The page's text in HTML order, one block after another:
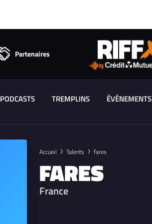
Partenaires
PODCASTS TREMPLINS ÉVÈNEMENTS
Accueil Talents fares
FARES
France